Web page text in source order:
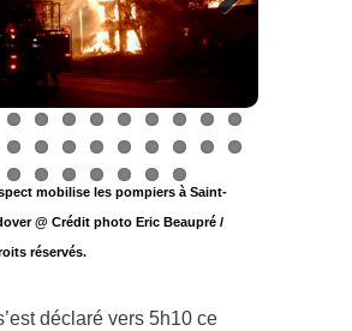
mobilise les pompiers à Saint-
@ Crédit photo Eric Beaupré /
réservés.
déclaré vers 5h10 ce